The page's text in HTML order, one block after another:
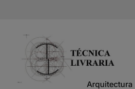
Arquitectura